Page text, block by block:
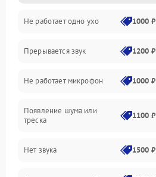
Связь
Механические повреждения
Не работает одно ухо 1000 ₽
Прерывается звук 1200 ₽
Не работает микрофон 1000 ₽
Появление шума или
треска
1100 ₽
Нет звука 1500 ₽